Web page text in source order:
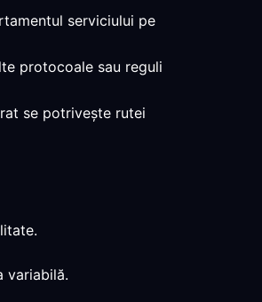
serviciului pe
protocoale sau reguli
se potrivește rutei
variabilă.